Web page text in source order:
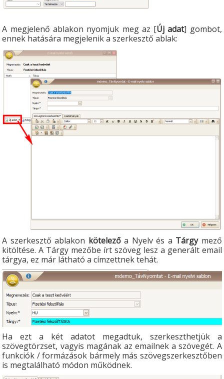
A megjelenő ablakon nyomjuk meg az [Új adat] gombot,
ennek hatására megjelenik a szerkesztő ablak:
A szerkesztő ablakon kötelezőa Nyelv és a Tárgymező
kitöltése. A Tárgy mezőbe írt szöveg lesz a generált email
tárgya, ez már látható a címzettnek tehát.
Ha ezt a két adatot megadtuk, szerkeszthetjük a
szövegtörzset, vagyis magának az emailnek a szövegét. A
funkciók / formázások bármely más szövegszerkesztőben
is megtalálható módon működnek.